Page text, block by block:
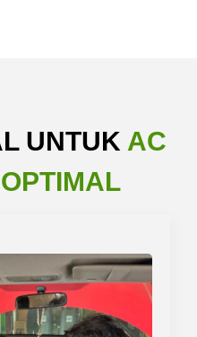
UNTUK AC